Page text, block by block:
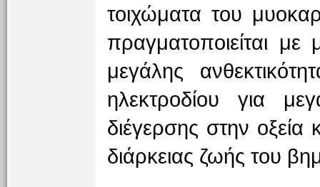
τοιχώματα του
πραγματοποιείται
μεγάλης
ηλεκτροδίου για
διέγερσης στην οξεία
διάρκειας ζωής του